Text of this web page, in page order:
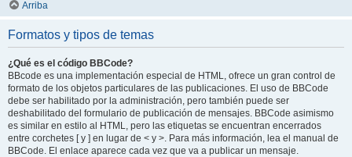
Arriba
Formatos y tipos de temas
¿Qué es el código BBCode?
BBcode es una implementación especial de HTML, ofrece un gran control de
formato de los objetos particulares de las publicaciones. El uso de BBCode
debe ser habilitado por la administración, pero también puede ser
deshabilitado del formulario de publicación de mensajes. BBCode asimismo
es similar en estilo al HTML, pero las etiquetas se encuentran encerrados
entre corchetes [ y ] en lugar de < y >. Para más información, lea el manual de
BBCode. El enlace aparece cada vez que va a publicar un mensaje.